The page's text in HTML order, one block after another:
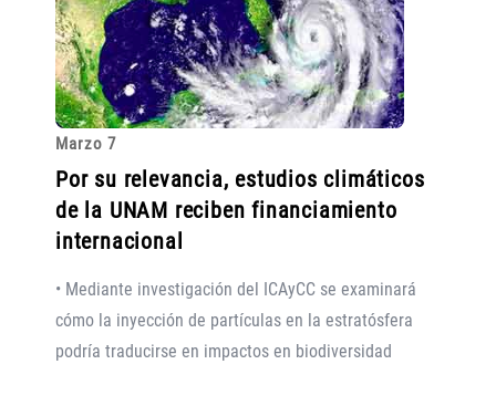
Marzo 7
Por su relevancia, estudios climáticos
de la UNAM reciben financiamiento
internacional
• Mediante investigación del ICAyCC se examinará
cómo la inyección de partículas en la estratósfera
podría traducirse en impactos en biodiversidad